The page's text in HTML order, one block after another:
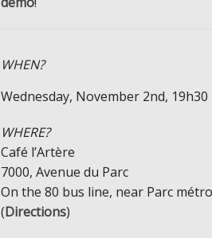
WHEN?
Wednesday, November 2nd, 19h30
WHERE?
Café l’Artère
7000, Avenue du Parc
On the 80 bus line, near Parc métro
(Directions)